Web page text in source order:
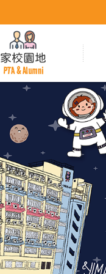
家校園地
PTA & Alumni